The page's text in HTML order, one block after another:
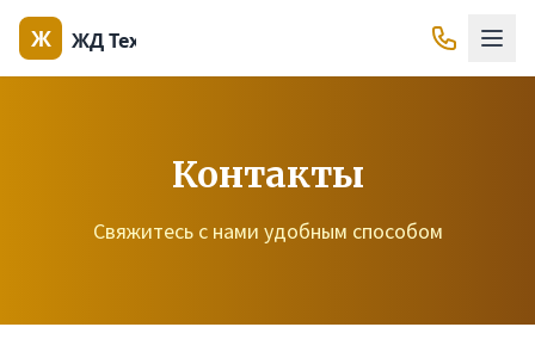
Контакты
Свяжитесь с нами удобным способом